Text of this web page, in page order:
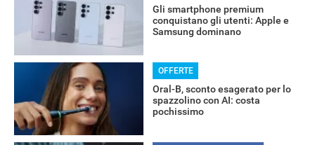
Gli smartphone premium
conquistano gli utenti: Apple e
Samsung dominano
OFFERTE
Oral-B, sconto esagerato per lo
spazzolino con AI: costa
pochissimo